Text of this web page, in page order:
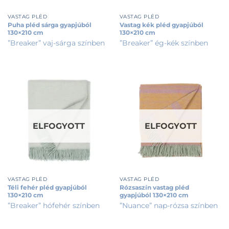
VASTAG PLÉD
Puha pléd sárga gyapjúból
130×210 cm
”Breaker” vaj-sárga színben
VASTAG PLÉD
Vastag kék pléd gyapjúból
130×210 cm
”Breaker” ég-kék színben
ELFOGYOTT
VASTAG PLÉD
Téli fehér pléd gyapjúból
130×210 cm
”Breaker” hófehér színben
ELFOGYOTT
VASTAG PLÉD
Rózsaszín vastag pléd
gyapjúból 130×210 cm
”Nuance” nap-rózsa színben